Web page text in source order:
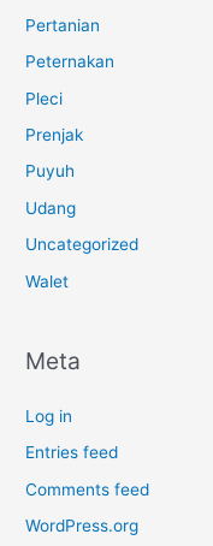
Pertanian
Peternakan
Pleci
Prenjak
Puyuh
Udang
Uncategorized
Walet
Meta
Log in
Entries feed
Comments feed
WordPress.org